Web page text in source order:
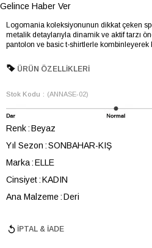
Gelince Haber Ver
Logomania koleksiyonunun dikkat çeken
metalik detaylarıyla dinamik ve aktif tarzı
pantolon ve basic t-shirtlerle kombinleyerek
ÜRÜN ÖZELLIKLERI
Stok Kodu (ANNASE-02)
Renk Beyaz
Yıl Sezon SONBAHAR-KIŞ
Marka ELLE
Cinsiyet KADIN
Ana Malzeme Deri
Topuk Boyu 3 cm
İPTAL & İADE